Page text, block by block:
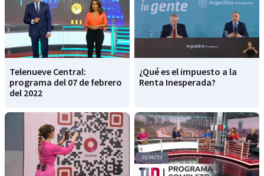
Telenueve Central:
programa del 07 de febrero
del 2022
¿Qué es el impuesto a la
Renta Inesperada?